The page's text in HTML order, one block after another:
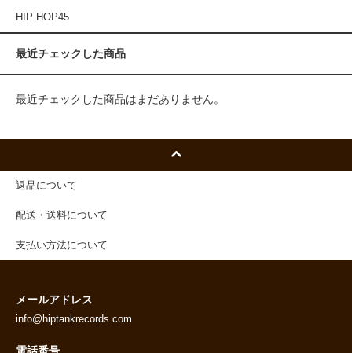
HIP HOP45
最近チェックした商品
最近チェックした商品はまだありません。
返品について
配送・送料について
支払い方法について
メールアドレス
info@hiptankrecords.com